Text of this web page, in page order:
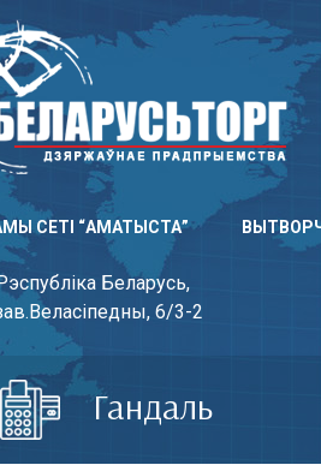
СЕТІ “АМАТЫСТА”
Беларусь,
6/3-2
Гандаль